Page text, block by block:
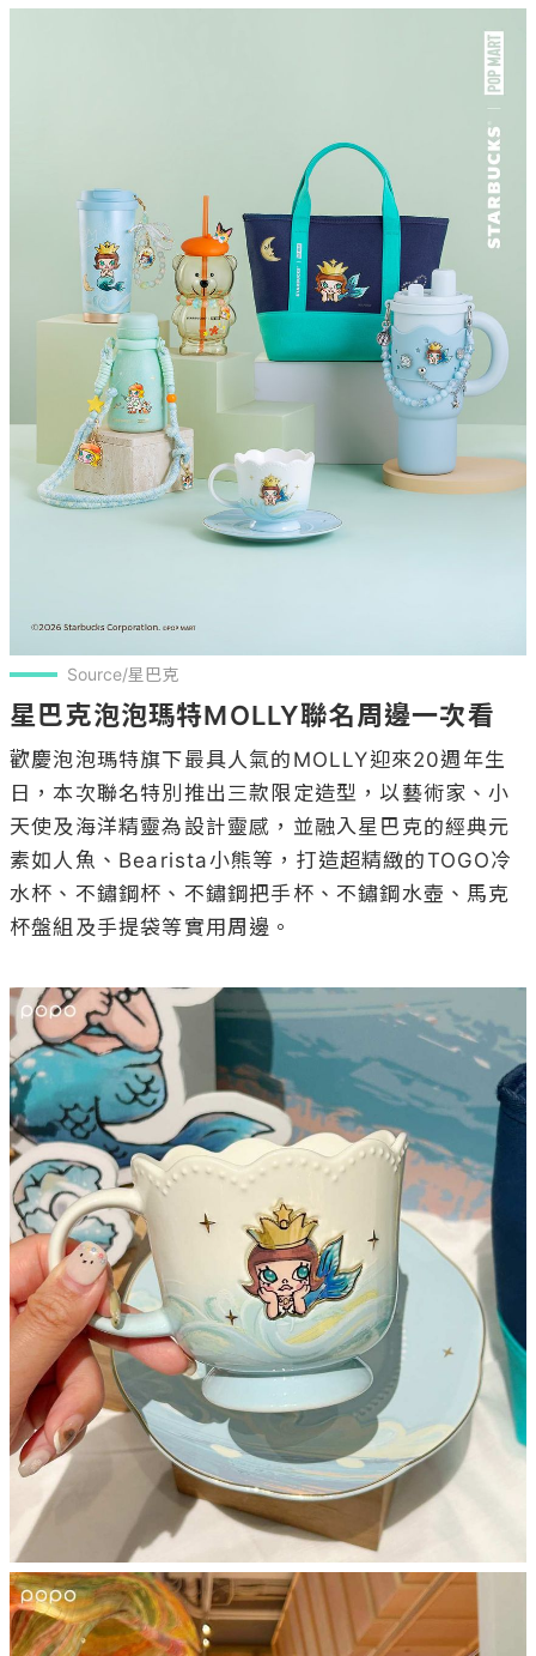
Source/星巴克
星巴克泡泡瑪特MOLLY聯名周邊一次看
歡慶泡泡瑪特旗下最具人氣的MOLLY迎來20週年生
日，本次聯名特別推出三款限定造型，以藝術家、小
天使及海洋精靈為設計靈感，並融入星巴克的經典元
素如人魚、Bearista小熊等，打造超精緻的TOGO冷
水杯、不鏽鋼杯、不鏽鋼把手杯、不鏽鋼水壺、馬克
杯盤組及手提袋等實用周邊。